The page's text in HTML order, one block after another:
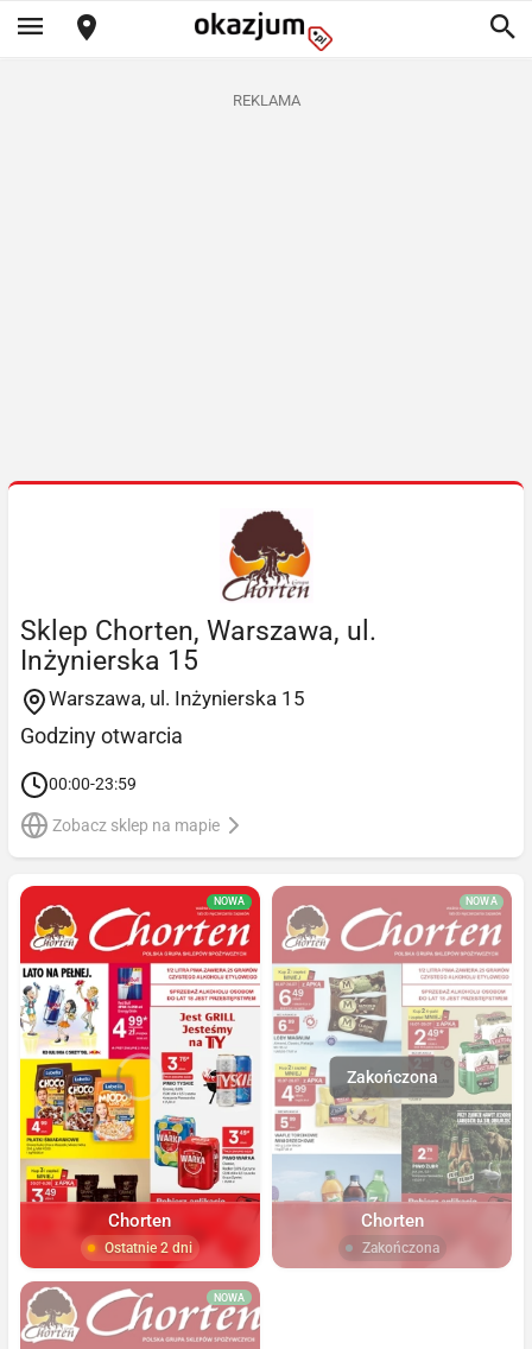
REKLAMA
Sklep Chorten, Warszawa, ul.
Inżynierska 15
Warszawa, ul. Inżynierska 15
Godziny otwarcia
00:00-23:59
Zobacz sklep na mapie
NOWA
Chorten
Ostatnie 2 dni
NOWA
Chorten
Zakończona
NOWA